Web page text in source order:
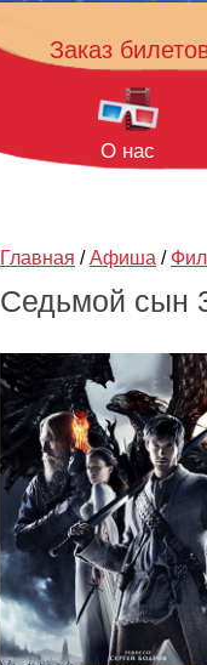
Заказ
О нас
Главная / Афиша /
Седьмой сын